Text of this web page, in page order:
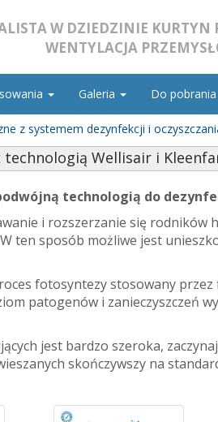
W DZIEDZINIE KURTYN
WENTYLACJA
Galeria Do pobrania
z systemem dezynfekcji i
Wellisair i
technologią do
i rozszerzanie się rodników
ten sposób możliwe jest
fotosyntezy stosowany
patogenów i zanieczyszczeń
jest bardzo szeroka,
skończywszy na